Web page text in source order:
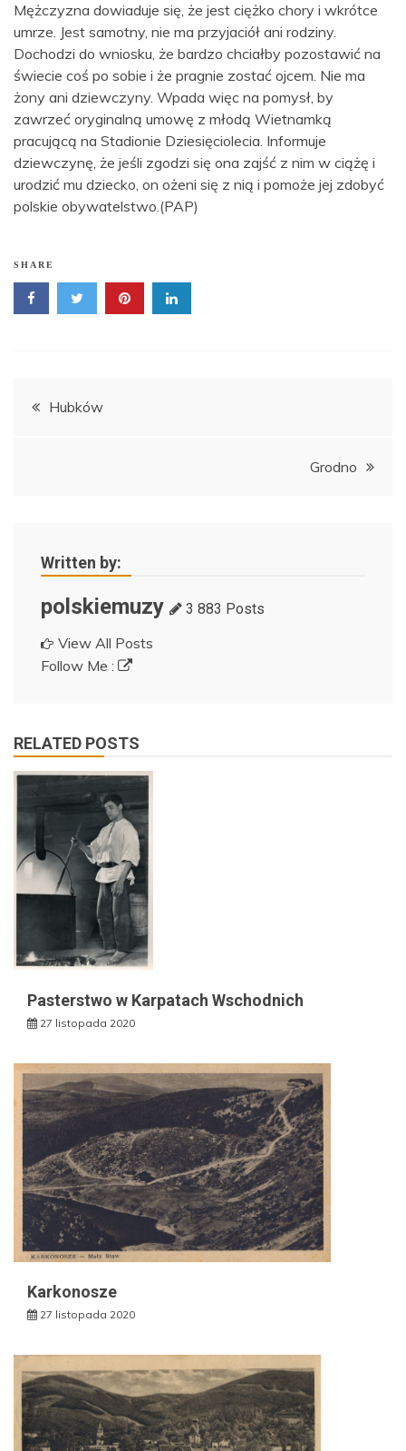
Mężczyzna dowiaduje się, że jest ciężko chory i wkrótce
umrze. Jest samotny, nie ma przyjaciół ani rodziny.
Dochodzi do wniosku, że bardzo chciałby pozostawić na
świecie coś po sobie i że pragnie zostać ojcem. Nie ma
żony ani dziewczyny. Wpada więc na pomysł, by
zawrzeć oryginalną umowę z młodą Wietnamką
pracującą na Stadionie Dziesięciolecia. Informuje
dziewczynę, że jeśli zgodzi się ona zajść z nim w ciążę i
urodzić mu dziecko, on ożeni się z nią i pomoże jej zdobyć
polskie obywatelstwo.(PAP)
SHARE
Nawigacja
Hubków
Grodno
Written by:
polskiemuzy 3 883 Posts
View All Posts
Follow Me :
RELATED POSTS
Pasterstwo w Karpatach Wschodnich
27 listopada 2020
Karkonosze
27 listopada 2020